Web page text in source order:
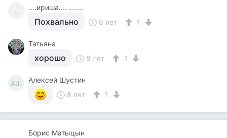
.. ....ириша.... .......
Похвально 8 лет 1
Татьяна
хорошо 8 лет 1
АШ
Алексей Шустин
8 лет
1
Борис Матыцын